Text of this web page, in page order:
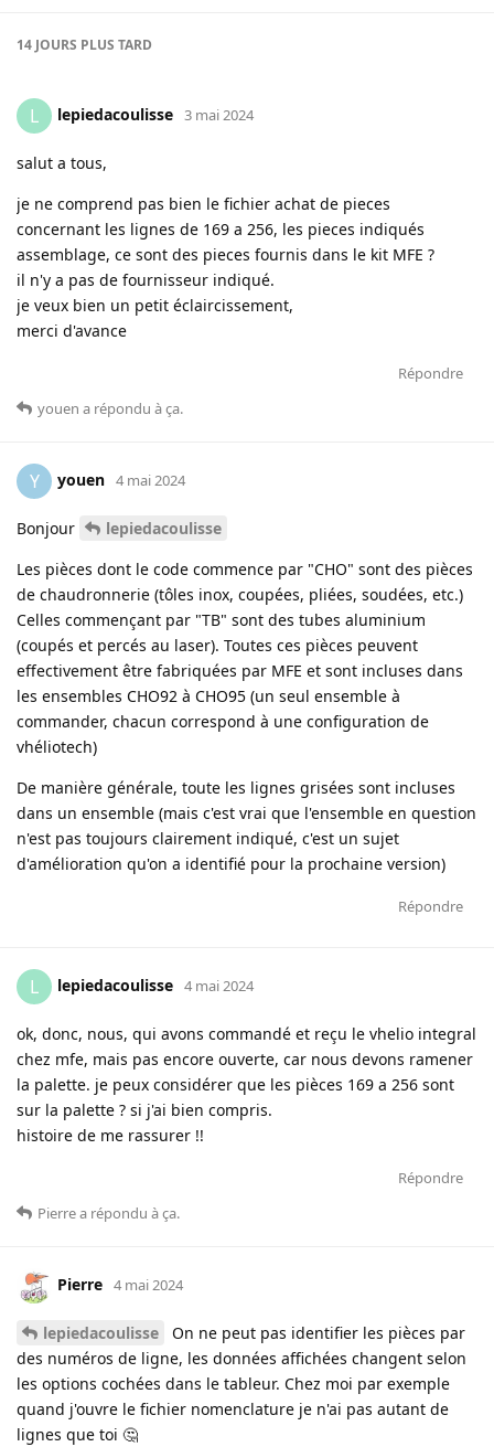
14 JOURS PLUS TARD
L lepiedacoulisse 3 mai 2024
salut a tous,
je ne comprend pas bien le fichier achat de pieces
concernant les lignes de 169 a 256, les pieces indiqués
assemblage, ce sont des pieces fournis dans le kit MFE ?
il n'y a pas de fournisseur indiqué.
je veux bien un petit éclaircissement,
merci d'avance
Répondre
youen a répondu à ça.
Y youen 4 mai 2024
Bonjour
lepiedacoulisse
Les pièces dont le code commence par "CHO" sont des pièces
de chaudronnerie (tôles inox, coupées, pliées, soudées, etc.)
Celles commençant par "TB" sont des tubes aluminium
(coupés et percés au laser). Toutes ces pièces peuvent
effectivement être fabriquées par MFE et sont incluses dans
les ensembles CHO92 à CHO95 (un seul ensemble à
commander, chacun correspond à une configuration de
vhéliotech)
De manière générale, toute les lignes grisées sont incluses
dans un ensemble (mais c'est vrai que l'ensemble en question
n'est pas toujours clairement indiqué, c'est un sujet
d'amélioration qu'on a identifié pour la prochaine version)
Répondre
L lepiedacoulisse 4 mai 2024
ok, donc, nous, qui avons commandé et reçu le vhelio integral
chez mfe, mais pas encore ouverte, car nous devons ramener
la palette. je peux considérer que les pièces 169 a 256 sont
sur la palette ? si j'ai bien compris.
histoire de me rassurer !!
Répondre
Pierrea répondu à ça.
Pierre 4 mai 2024
lepiedacoulisse
On ne peut pas identifier les pièces par
des numéros de ligne, les données affichées changent selon
les options cochées dans le tableur. Chez moi par exemple
quand j'ouvre le fichier nomenclature je n'ai pas autant de
lignes que toi 🤔